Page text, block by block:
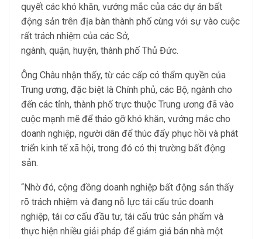
quyết các khó khăn, vướng mắc của các dự án bất
động sản trên địa bàn thành phố cùng với sự vào cuộc
rất trách nhiệm của các Sở,
ngành, quận, huyện, thành phố Thủ Đức.
Ông Châu nhận thấy, từ các cấp có thẩm quyền của
Trung ương, đặc biệt là Chính phủ, các Bộ, ngành cho
đến các tỉnh, thành phố trực thuộc Trung ương đã vào
cuộc mạnh mẽ để tháo gỡ khó khăn, vướng mắc cho
doanh nghiệp, người dân để thúc đẩy phục hồi và phát
triển kinh tế xã hội, trong đó có thị trường bất động
sản.
“Nhờ đó, cộng đồng doanh nghiệp bất động sản thấy
rõ trách nhiệm và đang nỗ lực tái cấu trúc doanh
nghiệp, tái cơ cấu đầu tư, tái cấu trúc sản phẩm và
thực hiện nhiều giải pháp để giảm giá bán nhà một